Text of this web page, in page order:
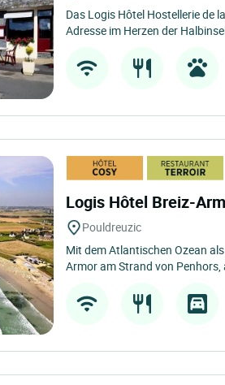
Das Logis Hôtel Hostellerie de
Adresse im Herzen der
Logis Hôtel Breiz-
Pouldreuzic
Mit dem Atlantischen Ozean
Armor am Strand von